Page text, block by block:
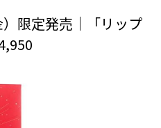
限定発売｜「リップ